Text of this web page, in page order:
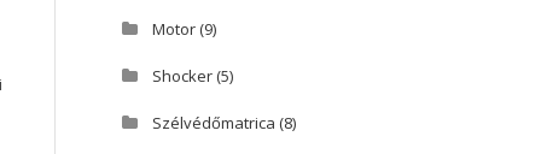
Motor(9)
Shocker(5)
Szélvédőmatrica (8)